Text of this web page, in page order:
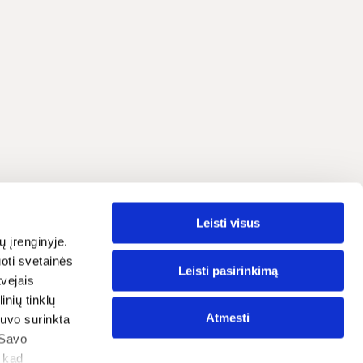
įrenginyje.
svetainės
tinklų
surinkta
Leisti visus
Leisti pasirinkimą
Atmesti
Lietuvių